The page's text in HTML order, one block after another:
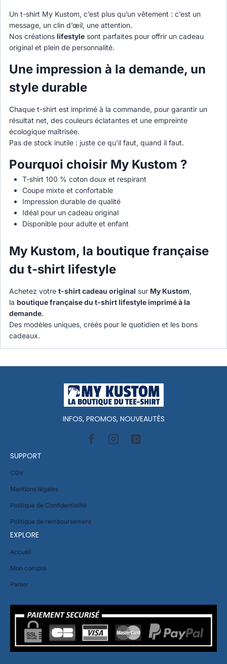
Un t-shirt My Kustom, c’est plus qu’un vêtement : c’est un
message, un clin d’œil, une attention.
Nos créations lifestyle sont parfaites pour offrir un cadeau
original et plein de personnalité.
Une impression à la demande, un
style durable
Chaque t-shirt est imprimé à la commande, pour garantir un
résultat net, des couleurs éclatantes et une empreinte
écologique maîtrisée.
Pas de stock inutile : juste ce qu’il faut, quand il faut.
Pourquoi choisir My Kustom ?
T-shirt 100 % coton doux et respirant
Coupe mixte et confortable
Impression durable de qualité
Idéal pour un cadeau original
Disponible pour adulte et enfant
My Kustom, la boutique française
du t-shirt lifestyle
Achetez votre t-shirt cadeau original sur My Kustom,
la boutique française du t-shirt lifestyle imprimé à la
demande.
Des modèles uniques, créés pour le quotidien et les bons
cadeaux.
INFOS, PROMOS, NOUVEAUTÉS
SUPPORT
CGV
Mentions légales
Politique de Confidentialité
Politique de remboursement
EXPLORE
Accueil
Mon compte
Panier